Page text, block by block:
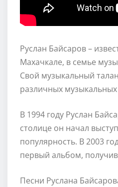
Руслан Байсаров –
Махачкале, в семье
Свой музыкальный
различных музыкальных
В 1994 году Руслан
столице он начал
популярность. В 2003
первый альбом,
Песни Руслана